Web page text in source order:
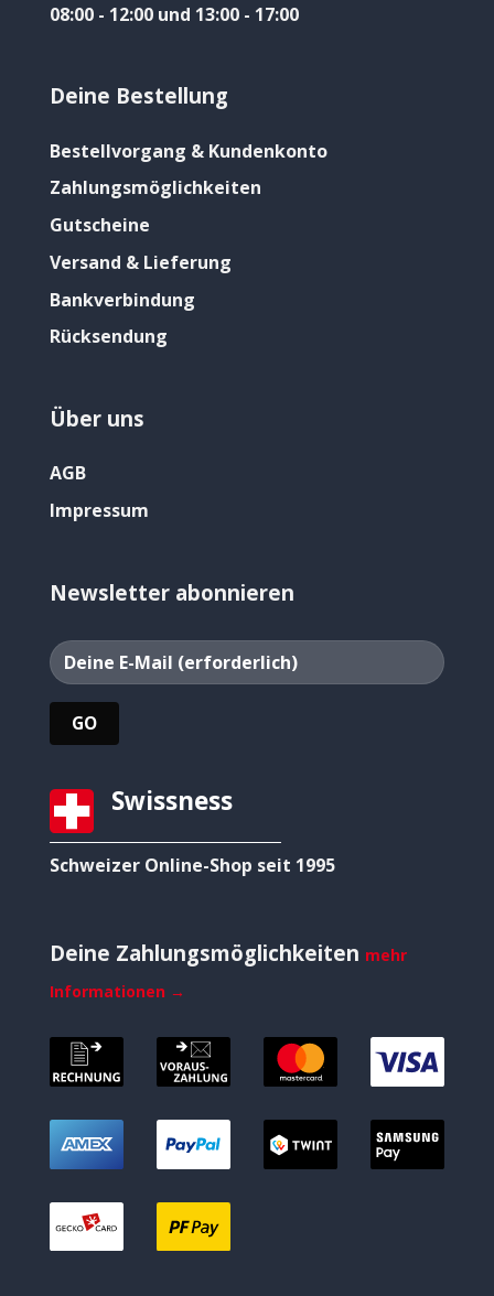
08:00 - 12:00 und 13:00 - 17:00
Deine Bestellung
Bestellvorgang & Kundenkonto
Zahlungsmöglichkeiten
Gutscheine
Versand & Lieferung
Bankverbindung
Rücksendung
Über uns
AGB
Impressum
Newsletter abonnieren
Swissness
Schweizer Online-Shop seit 1995
Deine Zahlungsmöglichkeiten mehr
Informationen →